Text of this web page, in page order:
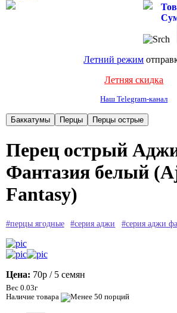
Летний режим
Летняя скидка
Наш Telegram-канал
Перец острый
Фантазия белый
Fantasy)
#перцы ягодные #серия аджи #серия аджи
Цена: 70р / 5 семян
Вес 0.03г
Наличие товара